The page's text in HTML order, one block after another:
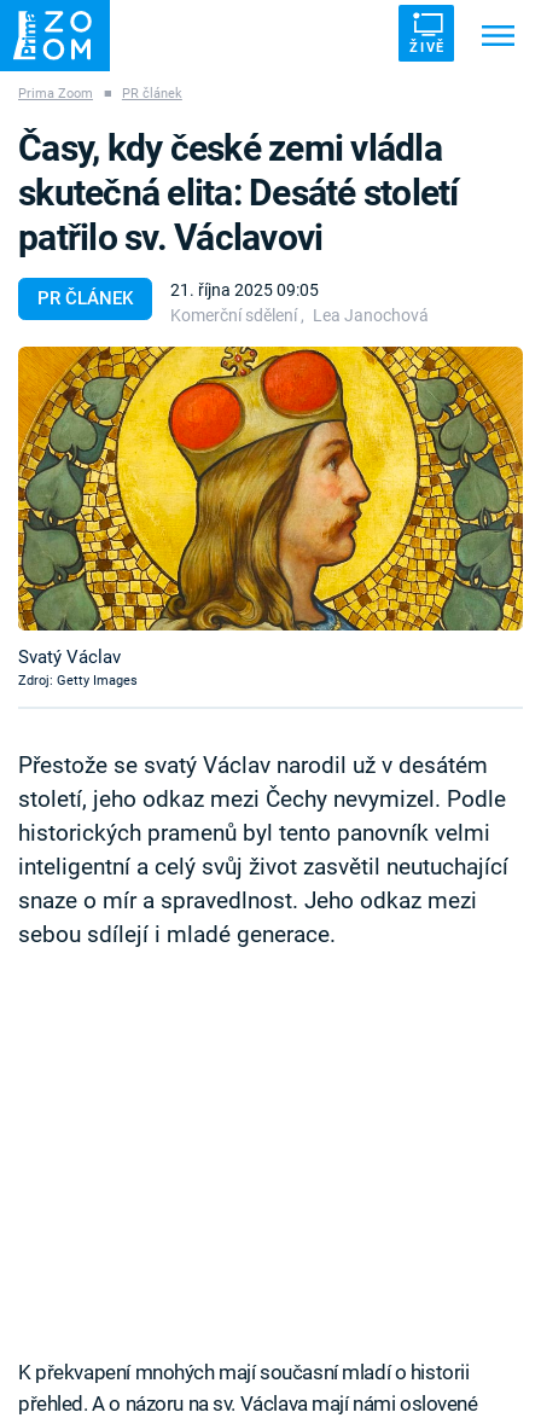
ŽIVĚ
ZÁHADY VETŘELCI DÁVNOVĚKU
Témata
Témata
Pořady
TV Program
Časopis
Sledujte prima+
Sledujte nás
Prima Zoom ■ PR článek
PR ČLÁNEK
21. října 2025 09:05
Komerční sdělení , Lea Janochová
Časy, kdy české zemi vládla
skutečná elita: Desáté století
patřilo sv. Václavovi
Svatý Václav
Zdroj: Getty Images
Přestože se svatý Václav narodil už v desátém
století, jeho odkaz mezi Čechy nevymizel. Podle
historických pramenů byl tento panovník velmi
inteligentní a celý svůj život zasvětil neutuchající
snaze o mír a spravedlnost. Jeho odkaz mezi
sebou sdílejí i mladé generace.
K překvapení mnohých mají současní mladí o historii
přehled. A o názoru na sv. Václava mají námi oslovené